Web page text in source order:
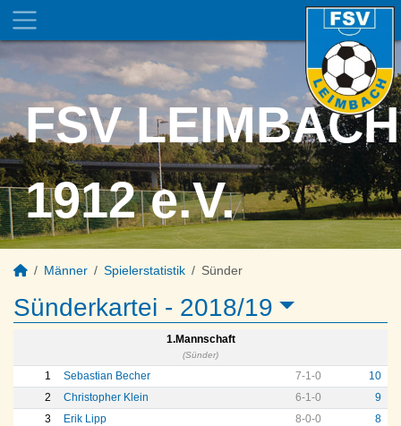
FSV LEIMBACH
1912 e.V.
Männer Spielerstatistik Sünder
Sünderkartei - 2018/19
1.Mannschaft
(Sünder)
1 Sebastian Becher 7-1-0
10
2
Christopher Klein 6-1-0
9
3
Erik Lipp 8-0-0
8